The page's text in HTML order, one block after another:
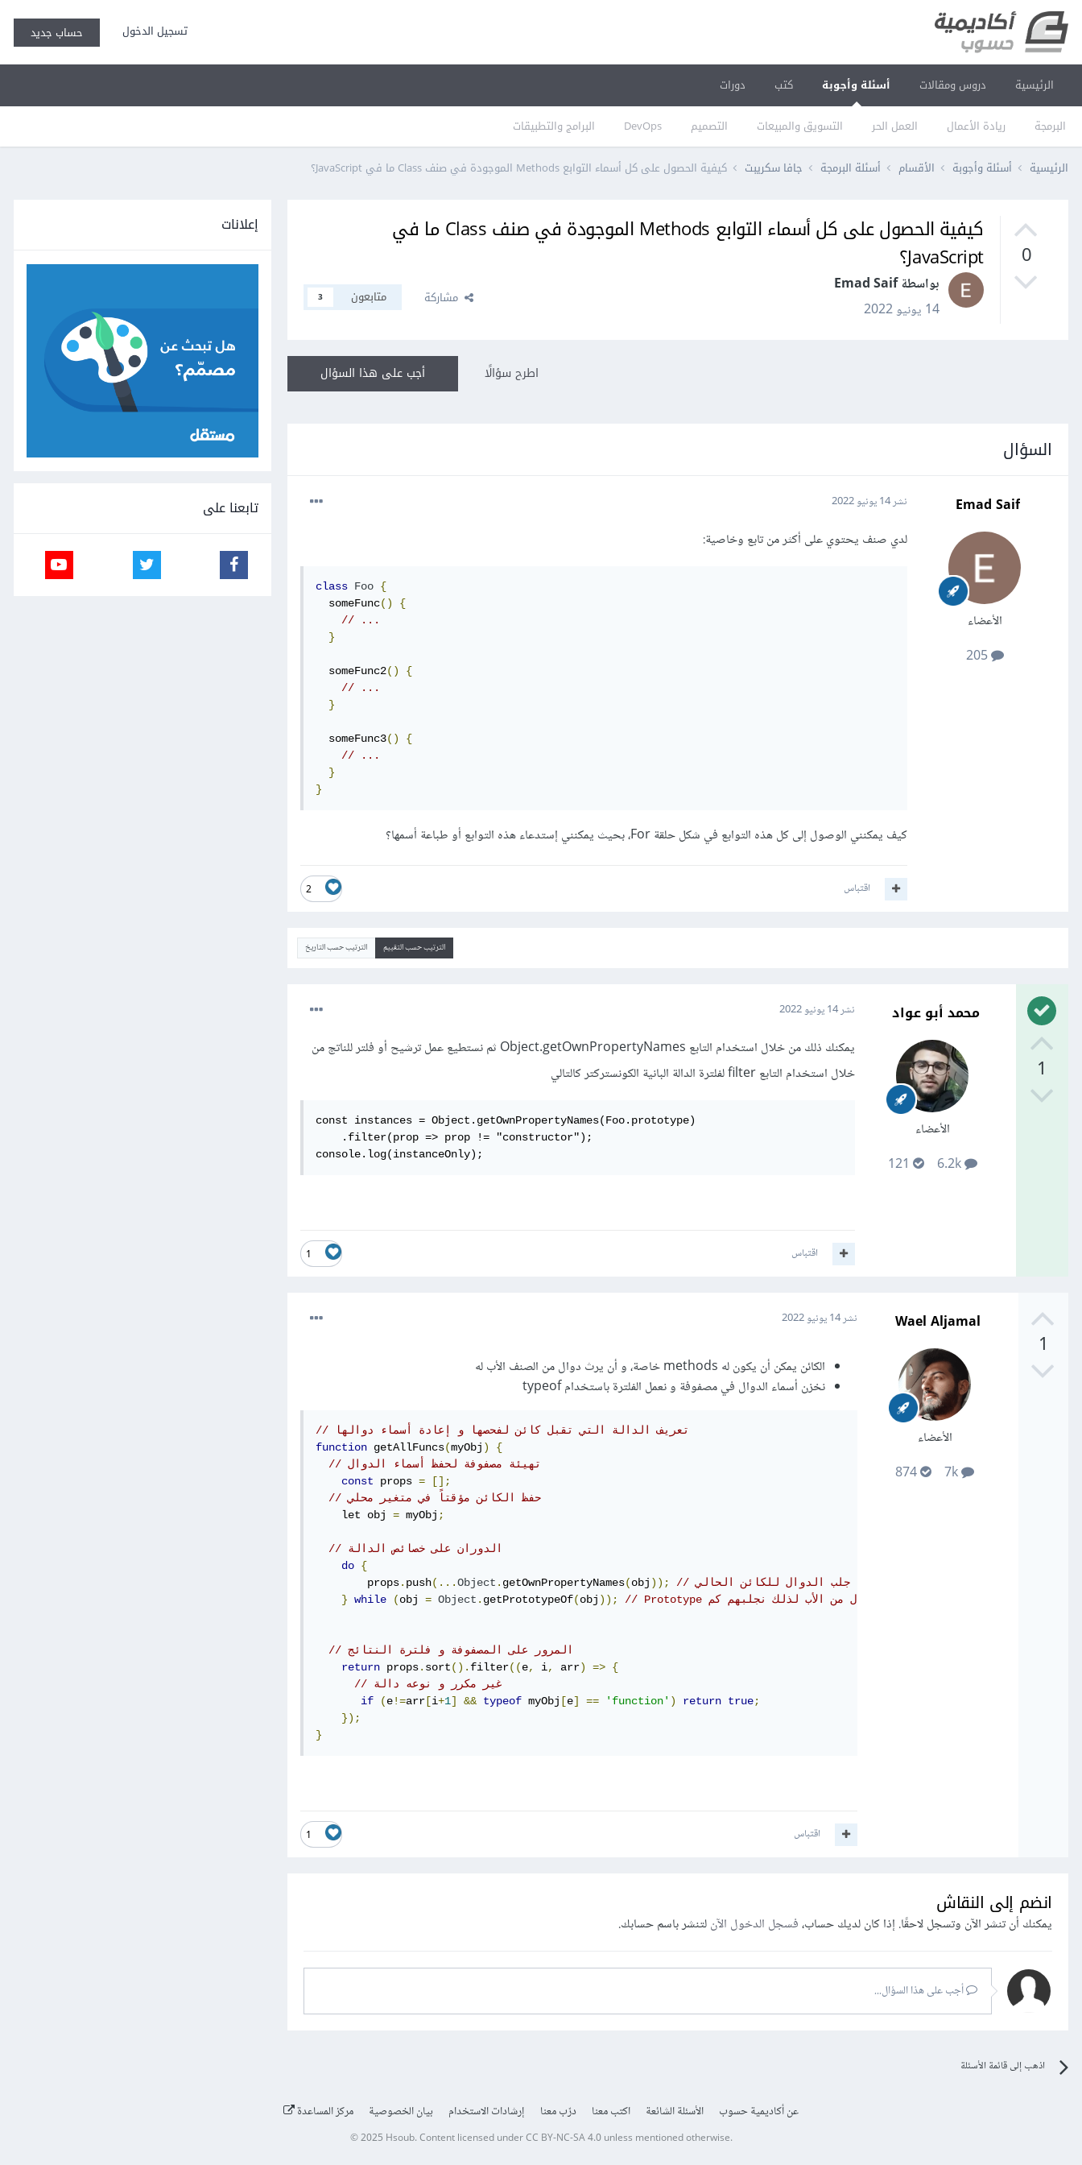
تسجيل الدخول حساب جديد
الرئيسية دروس ومقالات أسئلة وأجوبة
البرمجة ريادة الأعمال العمل الحر التسويق والمبيعات التصميم DevOps البرامج والتطبيقات
كتب دورات
الرئيسية أسئلة وأجوبة الأقسام أسئلة البرمجة جافا سكريبت كيفية الحصول على كل أسماء التوابع Methods الموجودة في صنف Class ما في JavaScript؟
0
كيفية الحصول على كل أسماء التوابع Methods الموجودة في صنف Class ما في
JavaScript؟
بواسطة Emad Saif
14 يونيو 2022
مشاركة متابعون 3
أجب على هذا السؤال اطرح سؤالًا
السؤال
Emad Saif
الأعضاء
205
نشر14 يونيو 2022
لدي صنف يحتوي على أكثر من تابع وخاصية:
class Foo {
  someFunc
()
{
// ...
}
  someFunc2
()
{
// ...
}
  someFunc3
()
{
// ...
}
}
كيف يمكنني الوصول إلى كل هذه التوابع في شكل حلقة For، بحيث يمكنني إستدعاء هذه التوابع أو طباعة أسمها؟
2 اقتباس
الترتيب حسب التقييم الترتيب حسب التاريخ
1
محمد أبو عواد
الأعضاء
6.2k
نشر14 يونيو 2022
يمكنك ذلك من خلال استخدام التابع Object.getOwnPropertyNames ثم نستطيع عمل ترشيح أو فلتر للناتج من
خلال استخدام التابع filter لفلترة الدالة البانية الكونستركتر كالتالي
const instances = Object.getOwnPropertyNames(Foo.prototype)
    .filter(prop => prop != "constructor");
console.log(instanceOnly);
1 اقتباس
1
Wael Aljamal
الأعضاء
نشر14 يونيو 2022
الكائن يمكن أن يكون له methods خاصة، و أن يرث دوال من الصنف الأب له
نخزن أسماء الدوال في مصفوفة و نعمل الفلترة باستخدام typeof
// تعريف الدالة التي تقبل كائن لفحصها و إعادة أسماء دوالها
function getAllFuncs(myObj )
{
// تهيئة مصفوفة لحفظ أسماء الدوال
const props =
[];
    let obj
= myObj ;
// الدوران على خصائص الدالة
do {
        props
. push(...Object . getOwnPropertyNames(obj ));
// جلب الدوال للكائن الحالي
} while (obj = Object . getPrototypeOf(obj ));
// المرور على المصفوفة و فلترة النتائج
return props. sort(). filter((e, i, arr) => {
// غير مكرر و نوعه دالة
if
(e!=arr [i+1] && typeof myObj [e] == 'function' ) return true;
});
}
1 اقتباس
انضم إلى النقاش
يمكنك أن تنشر الآن وتسجل لاحقًا. إذا كان لديك حساب،فسجل الدخول الآنلتنشر باسم حسابك.
أجب على هذا السؤال...
اذهب إلى قائمة الأسئلة
إعلانات
تابعنا على
عن أكاديمية حسوب الأسئلة الشائعة اكتب معنا درّب معنا إرشادات الاستخدام بيان الخصوصية مركز المساعدة
© 2025 Hsoub.Content licensed underCC BY-NC-SA 4.0unless mentioned otherwise.